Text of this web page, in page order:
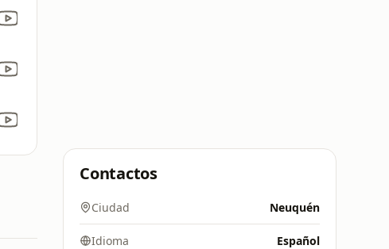
Contactos
Ciudad Neuquén
Idioma Español